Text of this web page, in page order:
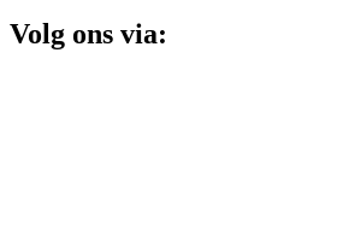
Volg ons via: